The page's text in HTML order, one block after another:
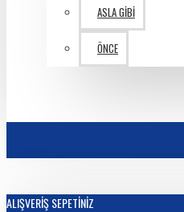
ASLA GIBI
ÖNCE
ALIŞVERIŞ SEPETINIZ